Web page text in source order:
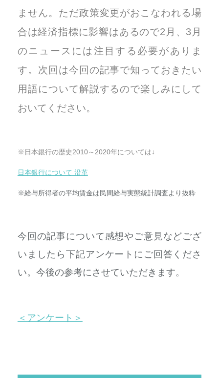
ません。ただ政策変更がおこなわれる場
合は経済指標に影響はあるので2月、3月
のニュースには注目する必要がありま
す。次回は今回の記事で知っておきたい
用語について解説するので楽しみにして
おいてください。
※日本銀行の歴史2010～2020年については↓
日本銀行について 沿革
※給与所得者の平均賃金は民間給与実態統計調査より抜粋
今回の記事について感想やご意見などござ
いましたら下記アンケートにご回答くださ
い。今後の参考にさせていただきます。
＜アンケート＞